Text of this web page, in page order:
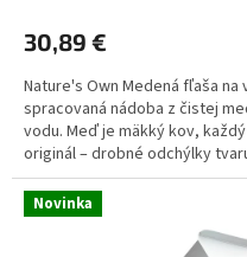
30,89 €
Nature's Own Medená fľaša
spracovaná nádoba z čistej
vodu. Meď je mäkký kov,
originál – drobné odchýlky
prirodzenou vlastnosťou
studenú vodu. Nie na kyslé
alkohol ani horúce nápoje.
max. 8 – 12 h. Nevhodné pre
Novinka